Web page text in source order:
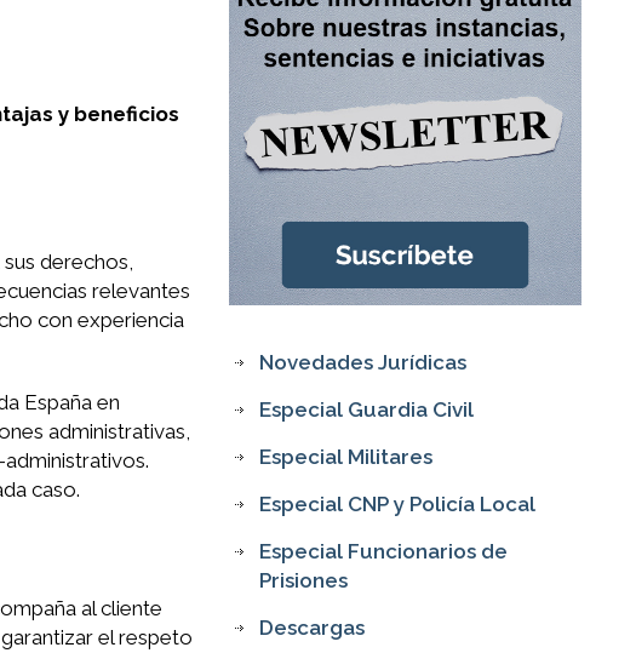
y beneficios
derechos,
relevantes
con experiencia
España en
administrativas,
caso.
al cliente
el respeto
Novedades Jurídicas
Especial Guardia Civil
Especial Militares
Especial CNP y Policía Local
Especial Funcionarios de
Prisiones
Descargas